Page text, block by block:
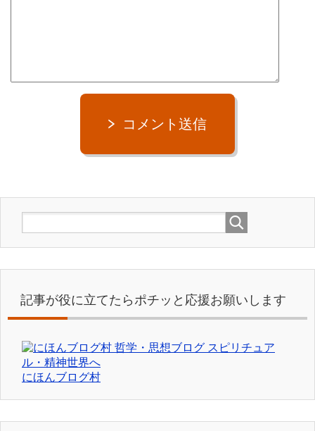
コメント送信
記事が役に立てたらポチッと応援お願いします
にほんブログ村